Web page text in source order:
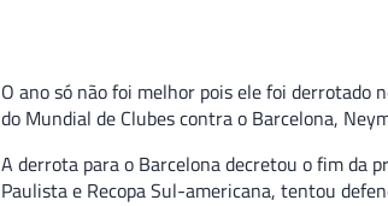
O ano só não foi melhor pois ele foi derrotado
do Mundial de Clubes contra o Barcelona,
A derrota para o Barcelona decretou o fim da
Paulista e Recopa Sul-americana, tentou